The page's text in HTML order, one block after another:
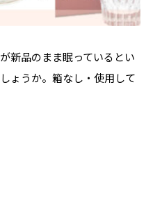
新品のまま眠っているとい
ょうか。箱なし・使用して